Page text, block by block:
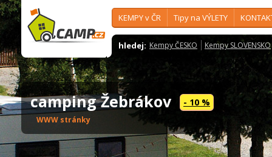
KEMPY v ČR Tipy na VÝLETY
hledej: Kempy ČESKO Kempy SLOVENSKO
camping Žebrákov - 10 %
WWW stránky